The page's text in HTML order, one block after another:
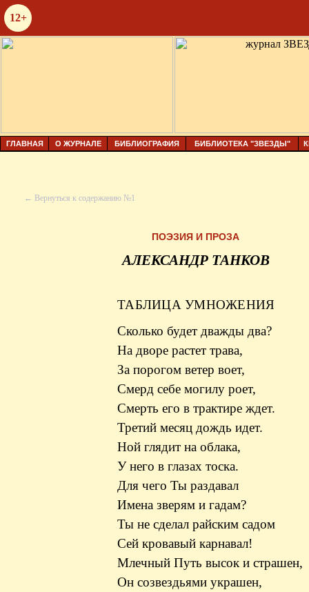
12+
ГЛАВНАЯ О ЖУРНАЛЕ БИБЛИОГРАФИЯ БИБЛИОТЕКА "ЗВЕЗДЫ"
← Вернуться к содержанию №1
ПОЭЗИЯ И ПРОЗА
АЛЕКСАНДР ТАНКОВ
ТАБЛИЦА УМНОЖЕНИЯ
Сколько будет дважды два?
На дворе растет трава,
За порогом ветер воет,
Смерд себе могилу роет,
Смерть его в трактире ждет.
Третий месяц дождь идет.
Ной глядит на облака,
У него в глазах тоска.
Для чего Ты раздавал
Имена зверям и гадам?
Ты не сделал райским садом
Сей кровавый карнавал!
Млечный Путь высок и страшен,
Он созвездьями украшен,